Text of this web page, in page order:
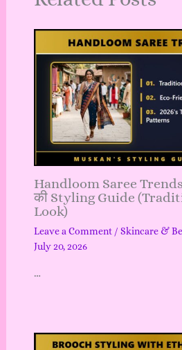
Handloom Saree
की Styling Guide
Look)
Leave a Comment / Skincare &
July 20, 2026
…